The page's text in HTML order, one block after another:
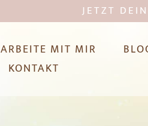
JETZT DEIN
ARBEITE MIT MIR
KONTAKT